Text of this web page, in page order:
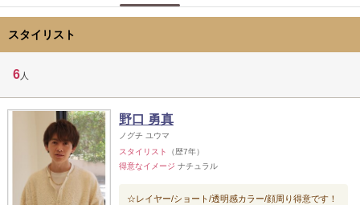
スタイリスト
6 人
野口 勇真
ノグチ ユウマ
スタイリスト
（歴7年）
得意なイメージ ナチュラル
☆レイヤー/ショート/透明感カラー/顔周り得意です！